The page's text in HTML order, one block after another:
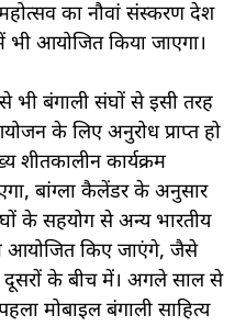
का नौवां संस्करण देश
आयोजित किया जाएगा।
भी बंगाली संघों से इसी तरह
के लिए अनुरोध प्राप्त हो
कार्यक्रम
बांग्ला कैलेंडर के अनुसार
के सहयोग से अन्य भारतीय
आयोजित किए जाएंगे, जैसे
दूसरों के बीच में। अगले साल से
मोबाइल बंगाली साहित्य